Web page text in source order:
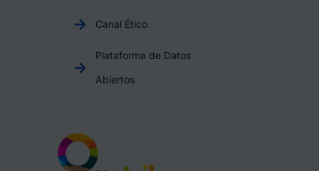
Canal Ético
Plataforma de Datos
Abiertos